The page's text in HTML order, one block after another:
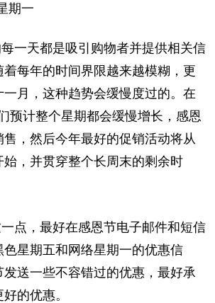
期一
天都是吸引购物者并提供相关信
着每年的时间界限越来越模糊，更
月，这种趋势会缓慢度过的。 在
预计整个星期都会缓慢增长，感恩
，然后今年最好的促销活动将从
始，并贯穿整个长周末的剩余时
，最好在感恩节电子邮件和短信
色星期五和网络星期一的优惠信
发送一些不容错过的优惠，最好承
的优惠。